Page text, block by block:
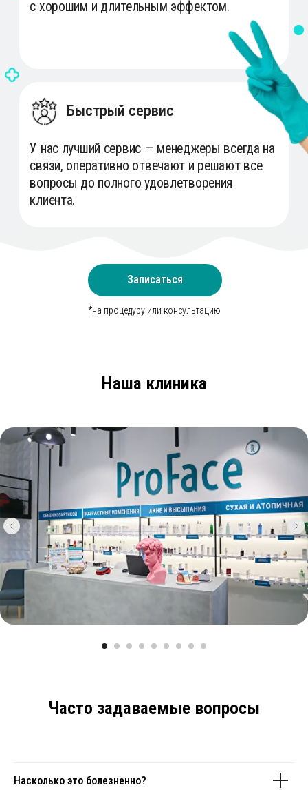
Записаться
*на процедуру или консультацию
Наша клиника
Часто задаваемые вопросы
Насколько это болезненно?